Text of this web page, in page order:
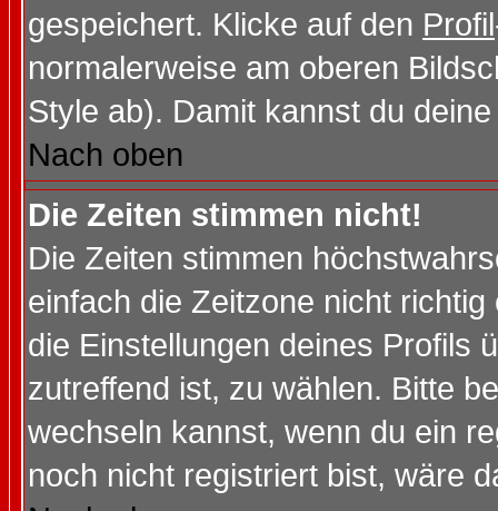
gespeichert. Klicke auf den Profil
normalerweise am oberen
Style ab). Damit kannst du
Nach oben
Die Zeiten stimmen nicht!
Die Zeiten stimmen
einfach die Zeitzone nicht
die Einstellungen deines Profils
zutreffend ist, zu wählen. Bitte
wechseln kannst, wenn du ein
noch nicht registriert bist, wäre